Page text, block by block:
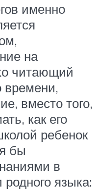
именно
на
читающий
времени,
вместо того,
как его
ребенок
бы
в
языка: